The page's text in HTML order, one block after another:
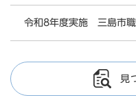
令和8年度実施 三島市職
見